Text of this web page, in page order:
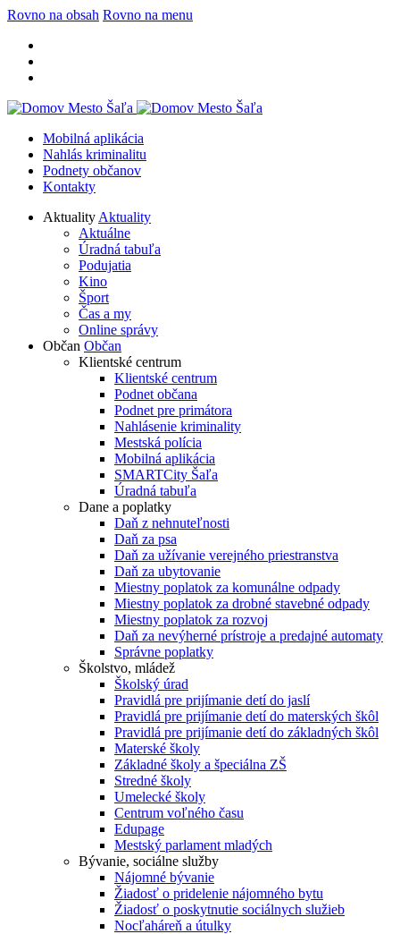
Rovno na obsah Rovno na menu
Mobilná aplikácia
Nahlás kriminalitu
Podnety občanov
Kontakty
Aktuality Aktuality
Aktuálne
Úradná tabuľa
Podujatia
Kino
Šport
Čas a my
Online správy
Občan Občan
Klientské centrum
Klientské centrum
Podnet občana
Podnet pre primátora
Nahlásenie kriminality
Mestská polícia
Mobilná aplikácia
SMARTCity Šaľa
Úradná tabuľa
Dane a poplatky
Daň z nehnuteľnosti
Daň za psa
Daň za užívanie verejného priestranstva
Daň za ubytovanie
Miestny poplatok za komunálne odpady
Miestny poplatok za drobné stavebné odpady
Miestny poplatok za rozvoj
Daň za nevýherné prístroje a predajné automaty
Správne poplatky
Školstvo, mládež
Školský úrad
Pravidlá pre prijímanie detí do jaslí
Pravidlá pre prijímanie detí do materských škôl
Pravidlá pre prijímanie detí do základných škôl
Materské školy
Základné školy a špeciálna ZŠ
Stredné školy
Umelecké školy
Centrum voľného času
Edupage
Mestský parlament mladých
Bývanie, sociálne služby
Nájomné bývanie
Žiadosť o pridelenie nájomného bytu
Žiadosť o poskytnutie sociálnych služieb
Nocľaháreň a útulky